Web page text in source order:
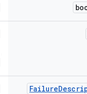
Failure